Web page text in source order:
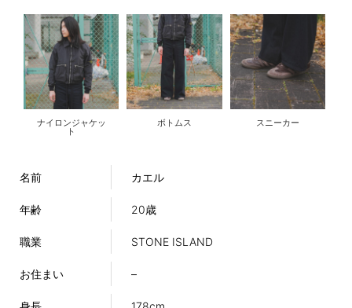
ナイロンジャケッ
ト
ボトムス スニーカー
名前 カエル
年齢 20歳
職業 STONE ISLAND
お住まい –